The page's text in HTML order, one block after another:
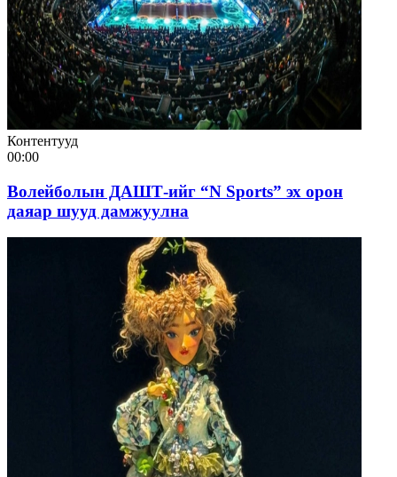
Контентууд
00:00
Волейболын ДАШТ-ийг “N Sports” эх орон
даяар шууд дамжуулна